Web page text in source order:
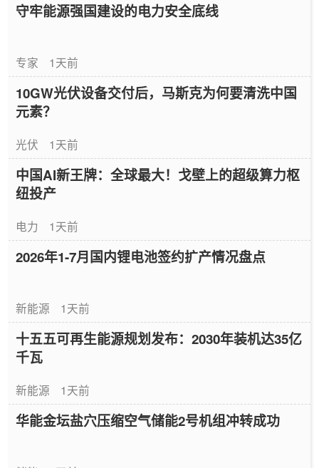
守牢能源强国建设的电力安全底线
专家 1天前
10GW光伏设备交付后，马斯克为何要清洗中国
元素？
光伏 1天前
中国AI新王牌：全球最大！戈壁上的超级算力枢
纽投产
电力 1天前
2026年1-7月国内锂电池签约扩产情况盘点
新能源 1天前
十五五可再生能源规划发布：2030年装机达35亿
千瓦
新能源 1天前
华能金坛盐穴压缩空气储能2号机组冲转成功